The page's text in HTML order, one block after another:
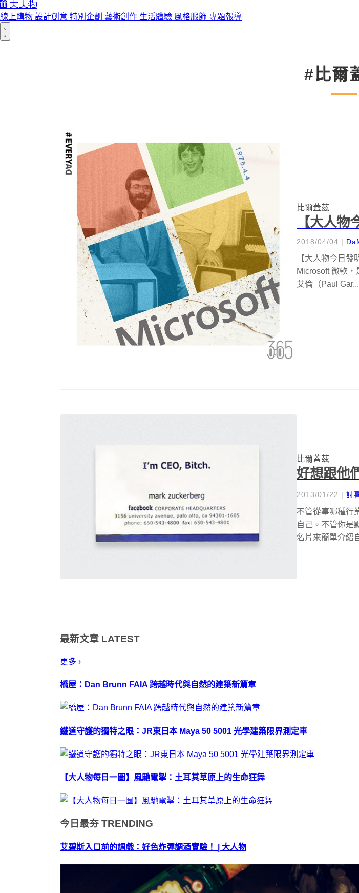
線上購物 設計創意 特別企劃 藝術創作 生活體驗 風格服飾 專題報導
#比爾
比爾蓋茲
【大人
2018/04/04 |
【大人物今日
Microsoft 微軟
艾倫（Paul Gar...
比爾蓋茲
好想跟他
2013/01/22 |討
不管從事哪種行
自己。不管你是
名片來簡單介紹
最新文章 LATEST
更多 ›
橋屋：Dan Brunn FAIA 跨越時代與自然的建築新篇章
鐵道守護的獨特之眼：JR東日本 Maya 50 5001 光學建築限界測定車
【大人物每日一圖】風馳電掣：土耳其草原上的生命狂舞
今日最夯 TRENDING
艾碧斯入口前的調戲：好色炸彈調酒實驗！ | 大人物